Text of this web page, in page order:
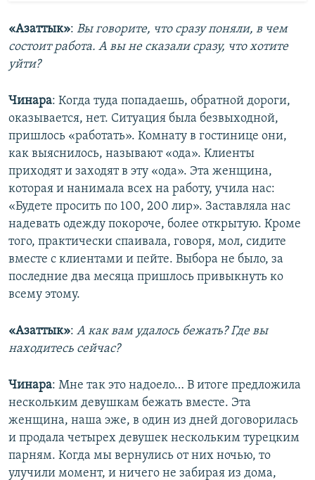
«Азаттык»: Вы говорите, что сразу поняли, в чем
состоит работа. А вы не сказали сразу, что хотите
уйти?
Чинара: Когда туда попадаешь, обратной дороги,
оказывается, нет. Ситуация была безвыходной,
пришлось «работать». Комнату в гостинице они,
как выяснилось, называют «ода». Клиенты
приходят и заходят в эту «ода». Эта женщина,
которая и нанимала всех на работу, учила нас:
«Будете просить по 100, 200 лир». Заставляла нас
надевать одежду покороче, более открытую. Кроме
того, практически спаивала, говоря, мол, сидите
вместе с клиентами и пейте. Выбора не было, за
последние два месяца пришлось привыкнуть ко
всему этому.
«Азаттык»: А как вам удалось бежать? Где вы
находитесь сейчас?
Чинара: Мне так это надоело… В итоге предложила
нескольким девушкам бежать вместе. Эта
женщина, наша эже, в один из дней договорилась
и продала четырех девушек нескольким турецким
парням. Когда мы вернулись от них ночью, то
улучили момент, и ничего не забирая из дома,